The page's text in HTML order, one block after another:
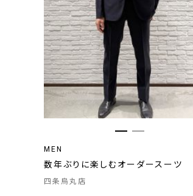
MEN
数年ぶりに楽しむオーダースーツ
四条烏丸店